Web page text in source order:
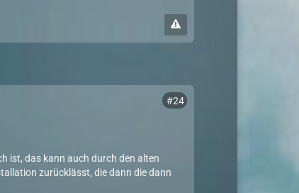
#24
ist, das kann auch durch den alten
zurücklässt, die dann die dann